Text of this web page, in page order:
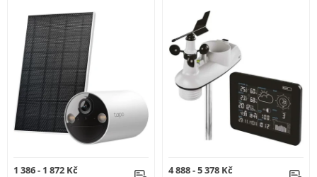
1 386 - 1 872 Kč
4 888 - 5 378 Kč